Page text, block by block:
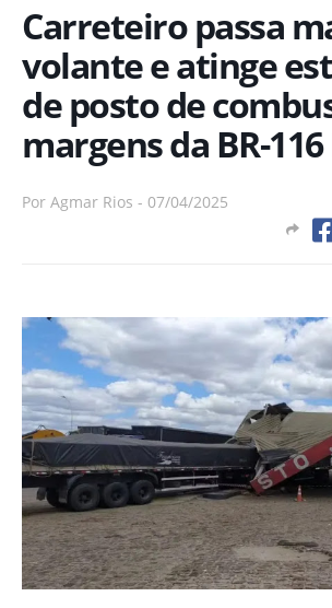
Carreteiro passa
volante e atinge
de posto de
margens da BR-
Por Agmar Rios - 07/04/2025